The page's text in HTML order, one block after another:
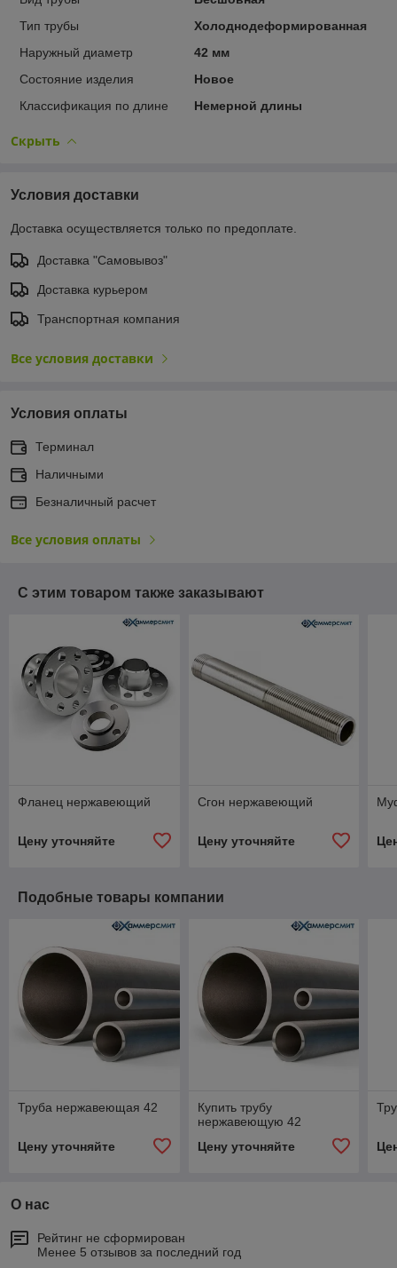
Тип трубы
Холоднодеформированная
Наружный диаметр
42 мм
Состояние изделия
Новое
Классификация по длине
Немерной длины
Скрыть
Условия доставки
Доставка осуществляется только по предоплате.
Доставка "Самовывоз"
Доставка курьером
Транспортная компания
Все условия доставки
Условия оплаты
Терминал
Наличными
Безналичный расчет
Все условия оплаты
С этим товаром также заказывают
Фланец нержавеющий
Цену уточняйте
Сгон нержавеющий
Цену уточняйте
Подобные товары компании
Труба нержавеющая 42
Цену уточняйте
Купить трубу
нержавеющую 42
Цену уточняйте
О нас
Рейтинг не сформирован
Менее 5 отзывов за последний год